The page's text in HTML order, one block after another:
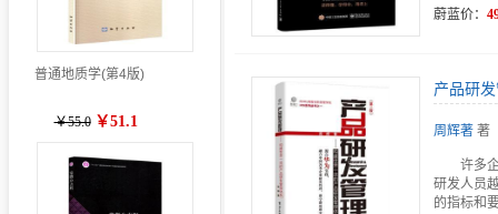
普通地质学(第4版)
￥55.0 ￥51.1
蔚蓝价：
产品研
周辉著 著
许多
研发人员
的指标和